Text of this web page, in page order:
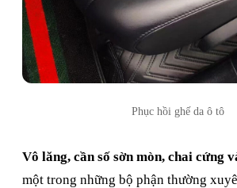
Phục hồi ghế da ô tô
Vô lăng, cần số sờn mòn, chai cứng
một trong những bộ phận thường